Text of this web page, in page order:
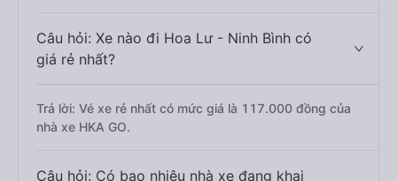
Câu hỏi: Xe nào đi Hoa Lư - Ninh Bình có
giá rẻ nhất?
Trả lời: Vé xe rẻ nhất có mức giá là 117.000 đồng của
nhà xe HKA GO.
Câu hỏi: Có bao nhiêu nhà xe đang khai